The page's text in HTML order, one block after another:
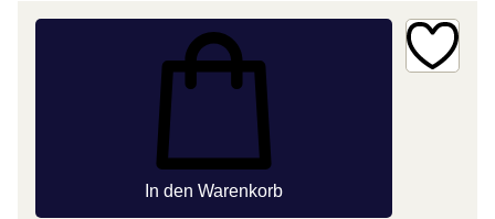
In den Warenkorb